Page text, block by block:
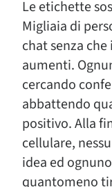
Le etichette
Migliaia di
chat senza
aumenti.
cercando
abbattendo
positivo. Alla
cellulare,
idea ed
quantomeno